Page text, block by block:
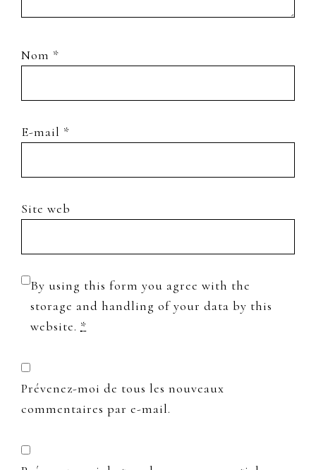
Nom *
E-mail *
Site web
By using this form you agree with the
storage and handling of your data by this
website. *
Prévenez-moi de tous les nouveaux
commentaires par e-mail.